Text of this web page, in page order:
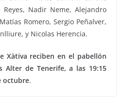
Nadir Neme, Alejandro
Romero, Sergio Peñalver,
y Nicolas Herencia.
Xàtiva reciben en el pabellón
Alter de Tenerife, a las 19:15
octubre.